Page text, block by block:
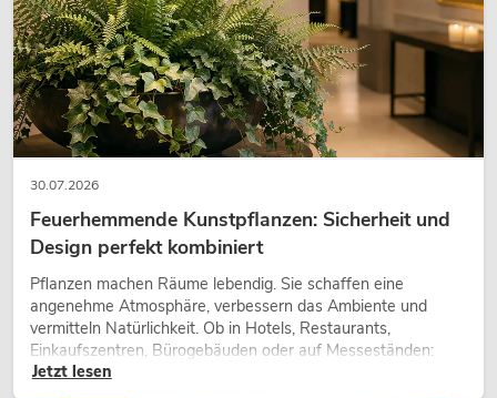
EUROLITE Set 4x LED 7C-12 Silent
Slim Spot + Case
No. 20000682
nur noch wenige verfügbar
30.07.2026
Feuerhemmende Kunstpflanzen: Sicherheit und
Design perfekt kombiniert
Pflanzen machen Räume lebendig. Sie schaffen eine
angenehme Atmosphäre, verbessern das Ambiente und
vermitteln Natürlichkeit. Ob in Hotels, Restaurants,
Einkaufszentren, Bürogebäuden oder auf Messeständen:
eine hochwertige Begrünung gehört heute längst zum
Jetzt lesen